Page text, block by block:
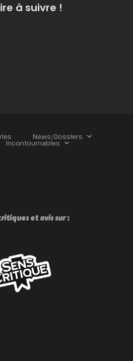
à suivre !
News/Dossiers
Incontournables
et avis sur :